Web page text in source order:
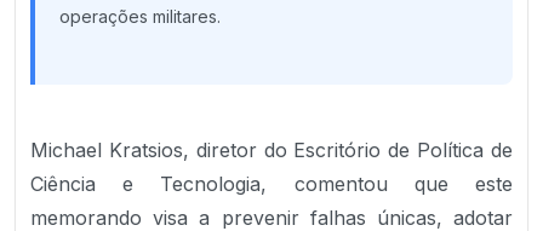
operações militares.
Michael Kratsios, diretor do Escritório de Política de
Ciência e Tecnologia, comentou que este
memorando visa a prevenir falhas únicas, adotar